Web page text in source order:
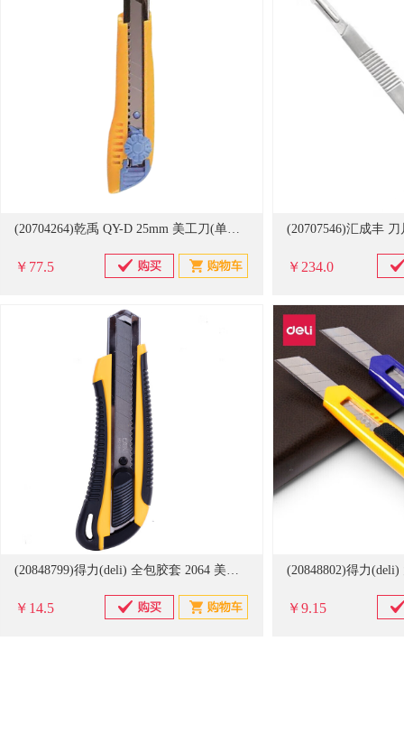
(20704264)乾禹 QY-D 25mm 美工刀(单位：把)
￥77.5 ￥234.0
(20848799)得力(deli) 全包胶套 2064 美工刀 黄色(单位：个)
￥14.5 ￥9.15